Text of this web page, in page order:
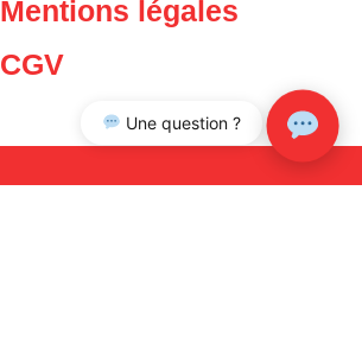
Mentions légales
CGV
Une question ?